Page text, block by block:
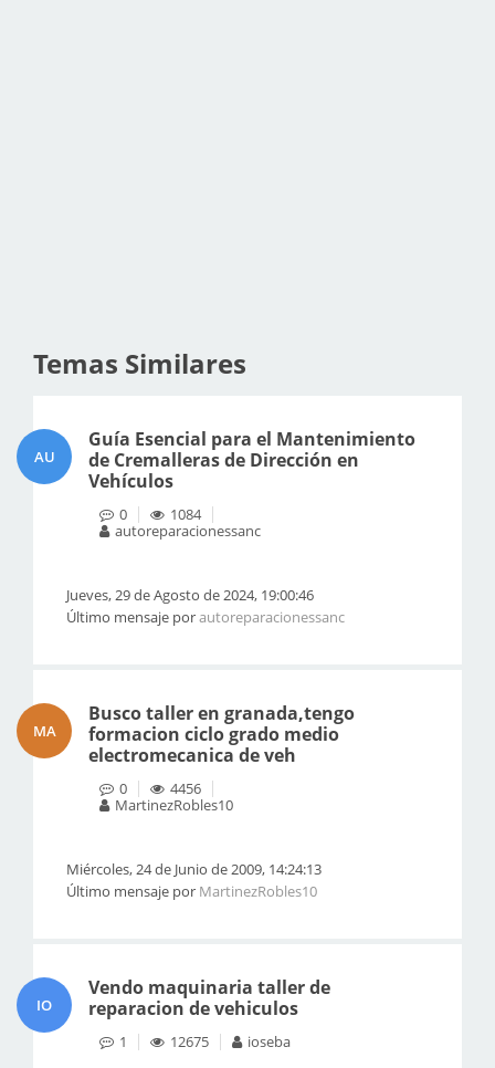
Temas Similares
AU
Guía Esencial para el Mantenimiento
de Cremalleras de Dirección en
Vehículos
0
1084
autoreparacionessanc
Jueves, 29 de Agosto de 2024, 19:00:46
Último mensaje porautoreparacionessanc
MA
Busco taller en granada,tengo
formacion ciclo grado medio
electromecanica de veh
0
4456
MartinezRobles10
Miércoles, 24 de Junio de 2009, 14:24:13
Último mensaje por MartinezRobles10
IO
Vendo maquinaria taller de
reparacion de vehiculos
1 12675 ioseba